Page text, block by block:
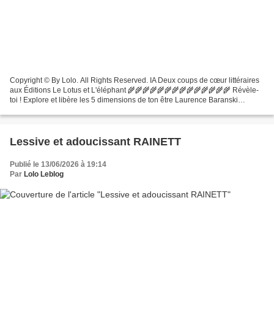
Copyright © By Lolo. All Rights Reserved. IA Deux coups de cœur littéraires
aux Éditions Le Lotus et L'éléphant 🌾🌾🌾🌾🌾🌾🌾🌾🌾🌾🌾🌾🌾🌾 Révèle-
toi ! Explore et libère les 5 dimensions de ton être Laurence Baranski
Lessive et adoucissant RAINETT
Publié le 13/06/2026 à 19:14
Par Lolo Leblog